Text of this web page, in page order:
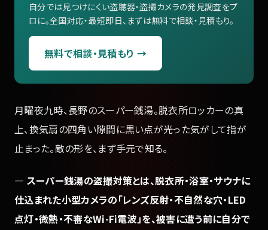
自分では見つけにくい盗聴器・盗撮カメラの発見調査をプ
ロに。全国対応・最短即日、まずは無料で相談・見積もり。
無料で相談・見積もり →
月曜夜九時、長野のスーパー銭湯。脱衣所ロッカーの真
上、換気扇の四角い隙間に黒い点が光った気がして指が
止まった。敵の形を、まず手元で知る。
— スーパー銭湯の盗撮対策とは、脱衣所・浴室・サウナに
仕込まれた小型カメラの「レンズ反射・不自然な穴・LED
点灯・微熱・不審なWi-Fi電波」を、被害に遭う前に自分で